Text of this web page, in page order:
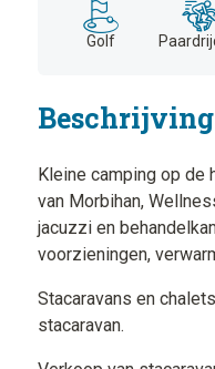
Golf
Beschrijving
Kleine camping op de
van Morbihan,
jacuzzi en
voorzieningen,
Stacaravans en
stacaravan.